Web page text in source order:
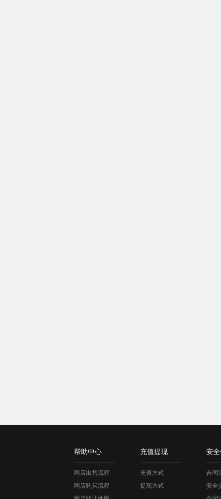
帮助中心
网店出售流程
网店购买流程
充值提现
充值方式
提现方式
安
合同
安全